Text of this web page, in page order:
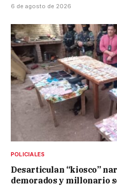
6 de agosto de 2026
POLICIALES
Desarticulan “kiosco”
demorados y millonario